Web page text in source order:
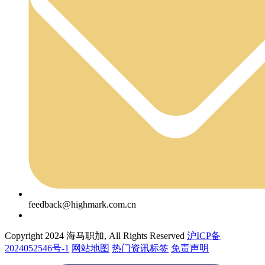
feedback@highmark.com.cn
Copyright 2024 海马职加, All Rights Reserved 沪ICP备
2024052546号-1 网站地图 热门资讯标签 免责声明